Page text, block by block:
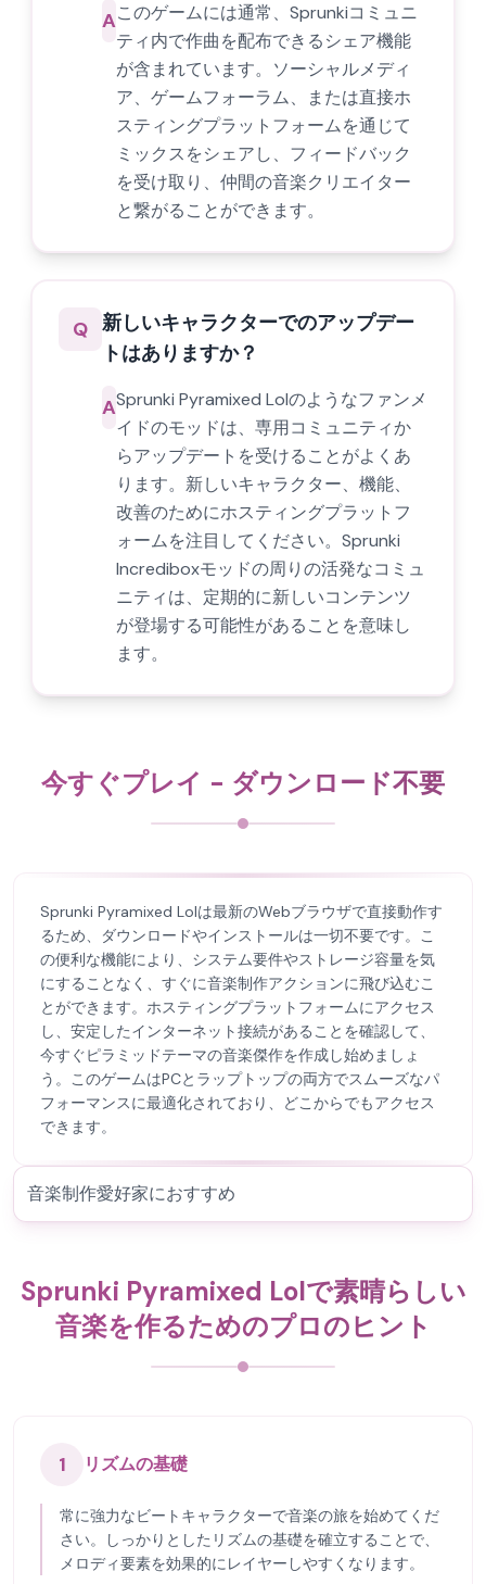
Aこのゲームには通常、Sprunkiコミュニ
ティ内で作曲を配布できるシェア機能
が含まれています。ソーシャルメディ
ア、ゲームフォーラム、または直接ホ
スティングプラットフォームを通じて
ミックスをシェアし、フィードバック
を受け取り、仲間の音楽クリエイター
と繋がることができます。
Q 新しいキャラクターでのアップデー
トはありますか？
ASprunki Pyramixed Lolのようなファンメ
イドのモッドは、専用コミュニティか
らアップデートを受けることがよくあ
ります。新しいキャラクター、機能、
改善のためにホスティングプラットフ
ォームを注目してください。Sprunki
Incrediboxモッドの周りの活発なコミュ
ニティは、定期的に新しいコンテンツ
が登場する可能性があることを意味し
ます。
今すぐプレイ - ダウンロード不要
Sprunki Pyramixed Lolは最新のWebブラウザで直接動作す
るため、ダウンロードやインストールは一切不要です。こ
の便利な機能により、システム要件やストレージ容量を気
にすることなく、すぐに音楽制作アクションに飛び込むこ
とができます。ホスティングプラットフォームにアクセス
し、安定したインターネット接続があることを確認して、
今すぐピラミッドテーマの音楽傑作を作成し始めましょ
う。このゲームはPCとラップトップの両方でスムーズなパ
フォーマンスに最適化されており、どこからでもアクセス
できます。
音楽制作愛好家におすすめ
Sprunki Pyramixed Lolで素晴らしい
音楽を作るためのプロのヒント
1 リズムの基礎
常に強力なビートキャラクターで音楽の旅を始めてくだ
さい。しっかりとしたリズムの基礎を確立することで、
メロディ要素を効果的にレイヤーしやすくなります。